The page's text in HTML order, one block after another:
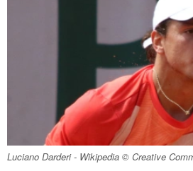
Luciano Darderi - Wikipedia © Creative